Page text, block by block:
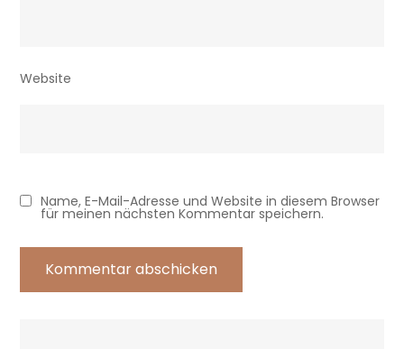
Website
Name, E-Mail-Adresse und Website in diesem Browser
für meinen nächsten Kommentar speichern.